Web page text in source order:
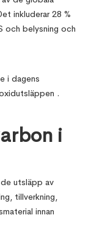
inkluderar 28 %
och belysning och
i dagens
.
i
utsläpp av
tillverkning,
innan